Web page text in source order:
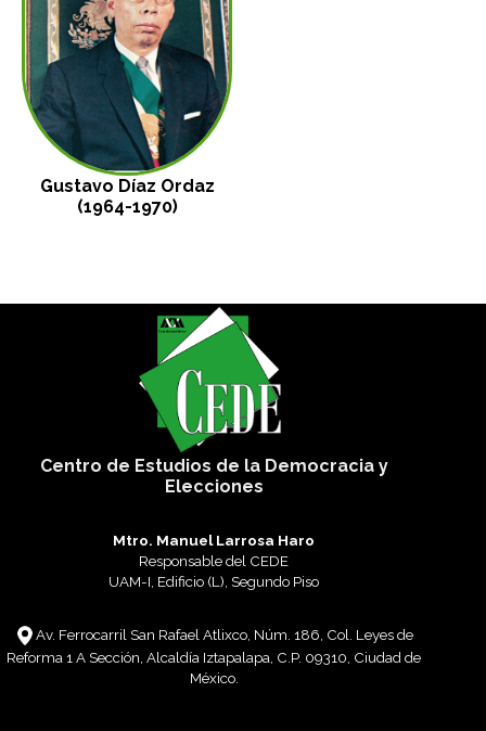
Gustavo Díaz Ordaz
(1964-1970)
Centro de Estudios de la Democracia y
Elecciones
Mtro. Manuel Larrosa Haro
Responsable del CEDE
UAM-I, Edificio (L), Segundo Piso
Av. Ferrocarril San Rafael Atlixco, Núm. 186, Col. Leyes de
Reforma 1 A Sección, Alcaldía Iztapalapa, C.P. 09310, Ciudad de
México.